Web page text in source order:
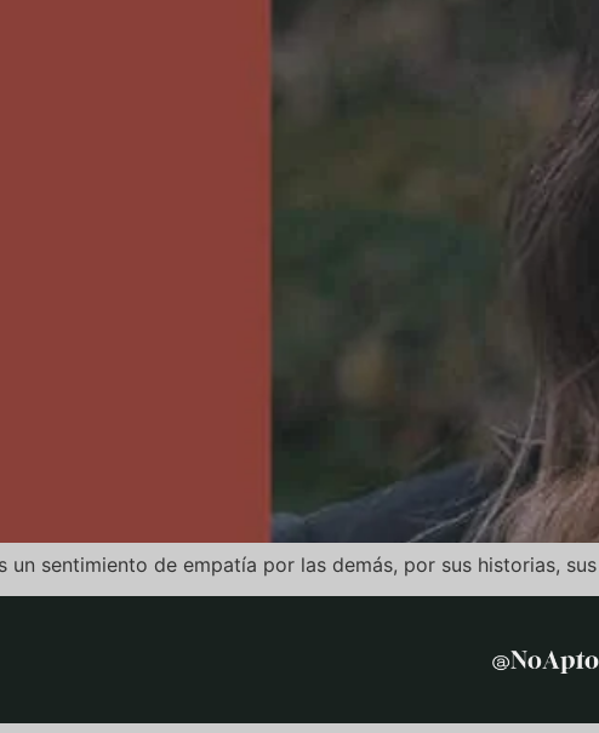
sentimiento de empatía por las demás, por sus historias,